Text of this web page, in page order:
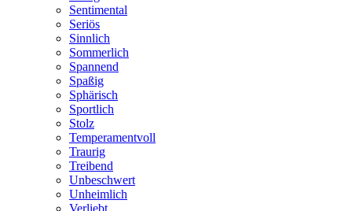
Sentimental
Seriös
Sinnlich
Sommerlich
Spannend
Spaßig
Sphärisch
Sportlich
Stolz
Temperamentvoll
Traurig
Treibend
Unbeschwert
Unheimlich
Verliebt